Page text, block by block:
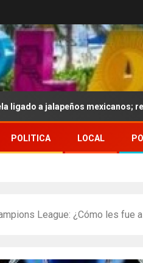
mexicanos; reportan 345
POLITICA LOCAL
League: ¿Cómo les fue